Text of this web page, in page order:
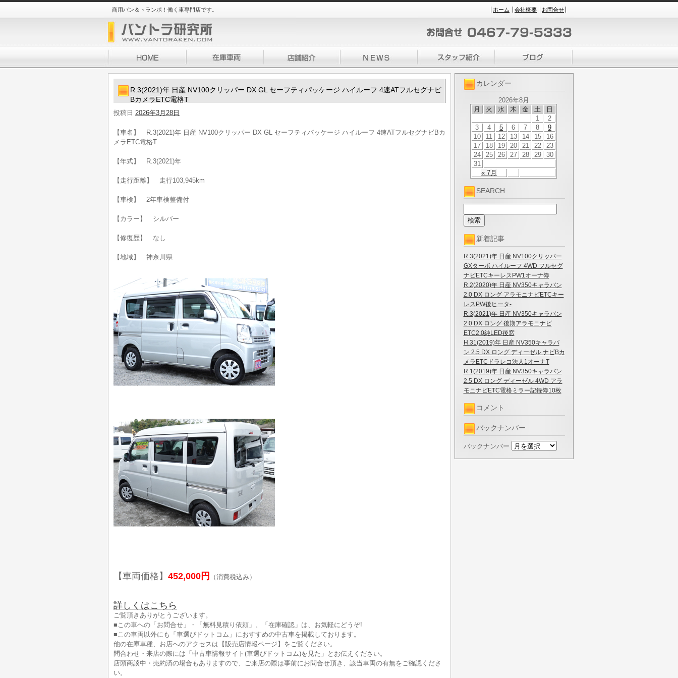
商用バン＆トランポ！働く車専門店です。 ホーム 会社概要 お問合せ
カレンダー
2026年8月
月
火 水 木 金 土 日
« 7月
1
2
3
4 5 6 7 8
9
10
11 12 13 14 15
16
17
18 19 20 21 22
23
24
25 26 27 28 29
30
31
SEARCH
新着記事
R.3(2021)年 日産 NV100クリッパー
GXターボ ハイルーフ 4WD フルセグ
ナビETCキーレスPW1オーナ簿
R.2(2020)年 日産 NV350キャラバン
2.0 DX ロング アラモニナビETCキー
レスPW後ヒータ-
R.3(2021)年 日産 NV350キャラバン
2.0 DX ロング 後期アラモニナビ
ETC2.0純LED後窓
H.31(2019)年 日産 NV350キャラバ
ン 2.5 DX ロング ディーゼル ナビBカ
メラETCドラレコ法人1オーナT
R.1(2019)年 日産 NV350キャラバン
2.5 DX ロング ディーゼル 4WD アラ
モニナビETC電格ミラー記録簿10枚
コメント
バックナンバー
バックナンバー
R.3(2021)年 日産 NV100クリッパー DX GL セーフティパッケージ ハイルーフ 4速ATフルセグナビ
BカメラETC電格T
投稿日 2026年3月28日
【車名】 R.3(2021)年 日産 NV100クリッパー DX GL セーフティパッケージ ハイルーフ 4速ATフルセグナビBカ
メラETC電格T
【年式】 R.3(2021)年
【走行距離】 走行103,945km
【車検】 2年車検整備付
【カラー】 シルバー
【修復歴】 なし
【地域】 神奈川県
【車両価格】 452,000円 （消費税込み）
詳しくはこちら
ご覧頂きありがとうございます。
■この車への「お問合せ」・「無料見積り依頼」、「在庫確認」は、お気軽にどうぞ!
■この車両以外にも「車選びドットコム」におすすめの中古車を掲載しております。
他の在庫車種、お店へのアクセスは【販売店情報ページ】をご覧ください。
問合わせ・来店の際には「中古車情報サイト(車選びドットコム)を見た」とお伝えください。
店頭商談中・売約済の場合もありますので、ご来店の際は事前にお問合せ頂き、該当車両の有無をご確認くださ
い。